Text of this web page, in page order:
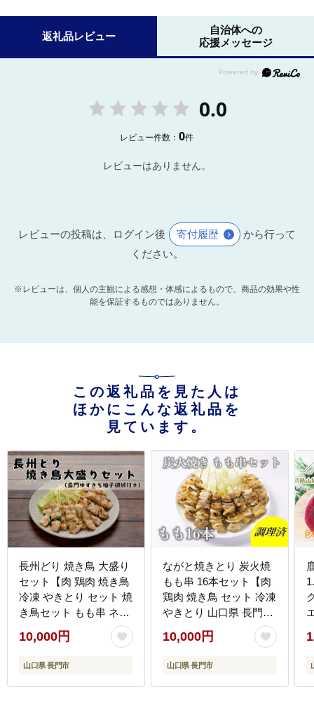
返礼品レビュー
自治体への
応援メッセージ
0.0
レビュー件数：0件
レビューはありません。
レビューの投稿は、ログイン後 寄付履歴
から行って
ください。
※レビューは、個人の主観による感想・体感によるもので、商品の効果や性
能を保証するものではありません。
この返礼品を見た人は
ほかにこんな返礼品を
見ています。
長州どり 焼き鳥 大盛り
セット【肉 鶏肉 焼き鳥
冷凍 やきとり セット 焼
き鳥セット もも串 ネギ
間 山口県 長門市】
(1021)
10,000円
山口県 長門市
ながと焼きとり 炭火焼
もも串 16本セット【肉
鶏肉 焼き鳥 セット 冷凍
やきとり 山口県 長門市
ちくぜん マツコの知ら
ない世界】(10094)
10,000円
山口県 長門市